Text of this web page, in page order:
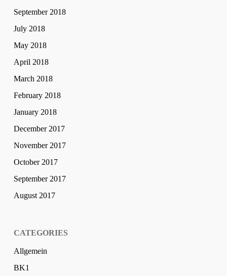
September 2018
July 2018
May 2018
April 2018
March 2018
February 2018
January 2018
December 2017
November 2017
October 2017
September 2017
August 2017
CATEGORIES
Allgemein
BK1